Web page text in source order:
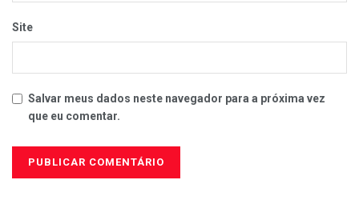
Site
Salvar meus dados neste navegador para a próxima vez
que eu comentar.